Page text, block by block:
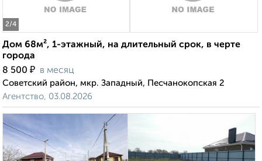
2/4
Дом 68м², 1-этажный, на длительный срок, в черте
города
8 500 ₽ в месяц
Советский район, мкр. Западный, Песчанокопская 2
Агентство, 03.08.2026